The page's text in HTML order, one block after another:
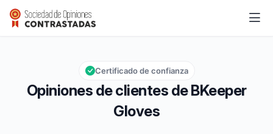
BKeeper Gloves
Calificación global: 9,6 de 10
9,6/10
Opiniones de clientes de BKeeper
Gloves
Certificado de confianza